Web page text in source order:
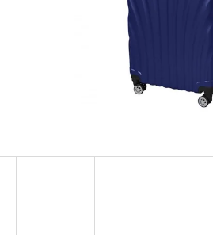
KIS MÉRETŰ KABINBŐRÖND ZÖLD